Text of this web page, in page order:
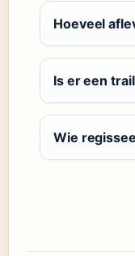
Hoeveel
Is er een
Wie